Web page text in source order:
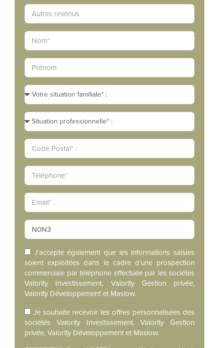
J’accepte également que les informations saisies
soient exploitées dans le cadre d’une prospection
commerciale par téléphone effectuée par les sociétés
Valority Investissement, Valority Gestion privée,
Valority Développement et Maslow.
Je souhaite recevoir les offres personnalisées des
sociétés Valority Investissement, Valority Gestion
privée, Valority Développement et Maslow.